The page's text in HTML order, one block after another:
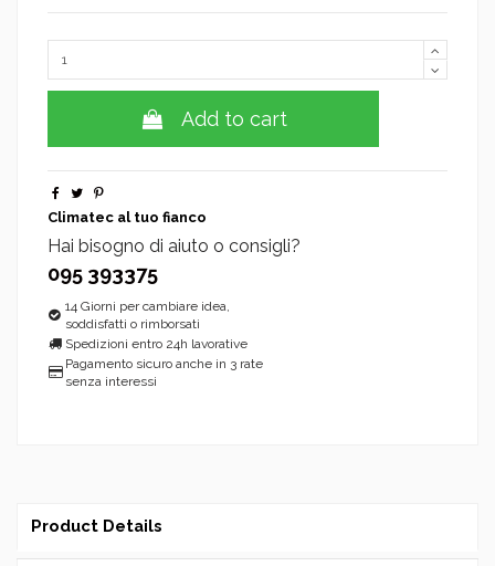
Add to cart
Climatec al tuo fianco
Hai bisogno di aiuto o consigli?
095 393375
14 Giorni per cambiare idea,
soddisfatti o rimborsati
Spedizioni entro 24h lavorative
Pagamento sicuro anche in 3 rate
senza interessi
Product Details